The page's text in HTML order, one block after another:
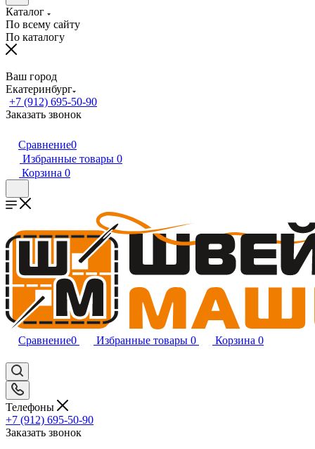
Каталог
По всему сайту
По каталогу
Ваш город
Екатеринбург
+7 (912) 695-50-90
Заказать звонок
Сравнение0
Избранные товары 0
Корзина 0
Сравнение0 Избранные товары 0 Корзина 0
Телефоны
+7 (912) 695-50-90
Заказать звонок